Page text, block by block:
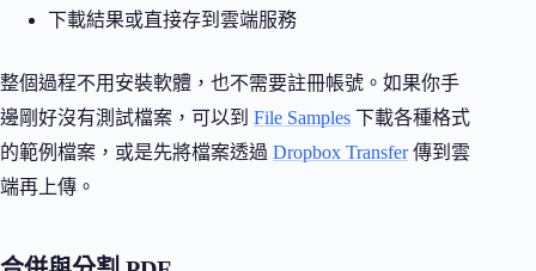
下載結果或直接存到雲端服務
整個過程不用安裝軟體，也不需要註冊帳號。如果你手
邊剛好沒有測試檔案，可以到 File Samples 下載各種格式
的範例檔案，或是先將檔案透過 Dropbox Transfer傳到雲
端再上傳。